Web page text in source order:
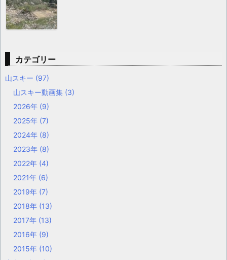
カテゴリー
山スキー (97)
山スキー動画集 (3)
2026年 (9)
2025年 (7)
2024年 (8)
2023年 (8)
2022年 (4)
2021年 (6)
2019年 (7)
2018年 (13)
2017年 (13)
2016年 (9)
2015年 (10)